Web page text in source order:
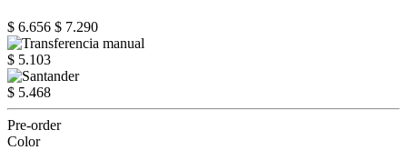
$ 6.656 $ 7.290
$ 5.103
$ 5.468
Pre-order
Color